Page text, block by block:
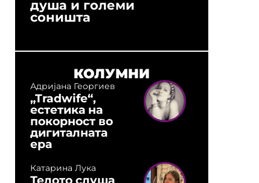
душа и големи
соништа
КОЛУМНИ
Адријана Георгиев
„Tradwife“,
естетика на
покорност во
дигиталната
ера
Катарина Лука
Телото слуша